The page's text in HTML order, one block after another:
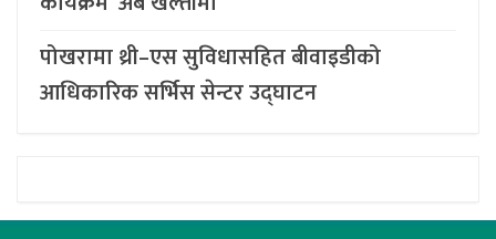
पोखरामा थ्री–एस सुविधासहित बीवाइडीको
आधिकारिक सर्भिस सेन्टर उद्घाटन